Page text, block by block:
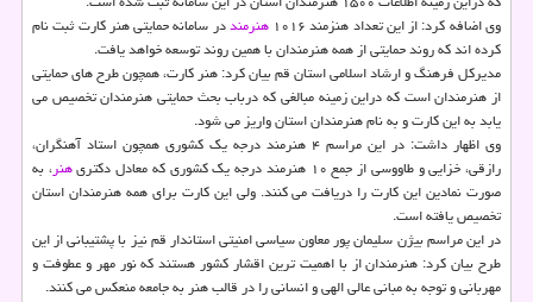
وی اضافه کرد: از این تعداد هنزمند ۱۰۱۶
هنرمنددر سامانه حمایتی هنر کارت ثبت نام
کرده اند که روند حمایتی از همه هنرمندان با همین روند توسعه خواهد یافت.
مدیرکل فرهنگ و ارشاد اسلامی استان قم بیان کرد: هنر کارت، همچون طرح های حمایتی
از هنرمندان است که دراین زمینه مبالغی که درباب بحث حمایتی هنرمندان تخصیص می
یابد به این کارت و به نام هنرمندان استان واریز می شود.
وی اظهار داشت: در این مراسم ۴ هنرمند درجه یک کشوری همچون استاد آهنگران،
رازقی، خزایی و طاووسی از جمع ۱۰ هنرمند درجه یک کشوری که معادل دکتری
هنر، به
صورت نمادین این کارت را دریافت می کنند. ولی این کارت برای همه هنرمندان استان
تخصیص یافته است.
در این مراسم بیژن سلیمان پور معاون سیاسی امنیتی استاندار قم نیز با پشتیبانی از این
طرح بیان کرد: هنرمندان از با اهمیت ترین اقشار کشور هستند که نور مهر و عطوفت و
مهربانی و توجه به مبانی عالی الهی و انسانی را در قالب هنر به جامعه منعکس می کنند.